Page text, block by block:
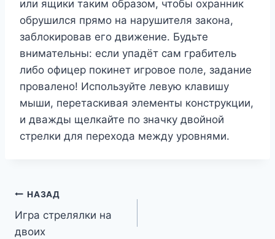
или ящики таким образом, чтобы охранник
обрушился прямо на нарушителя закона,
заблокировав его движение. Будьте
внимательны: если упадёт сам грабитель
либо офицер покинет игровое поле, задание
провалено! Используйте левую клавишу
мыши, перетаскивая элементы конструкции,
и дважды щелкайте по значку двойной
стрелки для перехода между уровнями.
Навигация
по
НАЗАД
Игра стрелялки на
двоих